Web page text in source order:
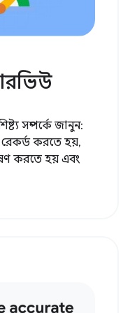
সম্পর্কে জানুন:
রেকর্ড করতে হয়,
করতে হয় এবং